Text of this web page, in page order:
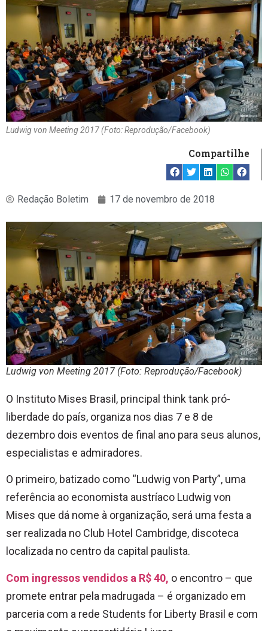
Ludwig von Meeting 2017 (Foto: Reprodução/Facebook)
Compartilhe
Redação Boletim 17 de novembro de 2018
Ludwig von Meeting 2017 (Foto: Reprodução/Facebook)
O Instituto Mises Brasil, principal think tank pró-
liberdade do país, organiza nos dias 7 e 8 de
dezembro dois eventos de final ano para seus alunos,
especialistas e admiradores.
O primeiro, batizado como “Ludwig von Party”, uma
referência ao economista austríaco Ludwig von
Mises que dá nome à organização, será uma festa a
ser realizada no Club Hotel Cambridge, discoteca
localizada no centro da capital paulista.
Com ingressos vendidos a R$ 40, o encontro – que
promete entrar pela madrugada – é organizado em
parceria com a rede Students for Liberty Brasil e com